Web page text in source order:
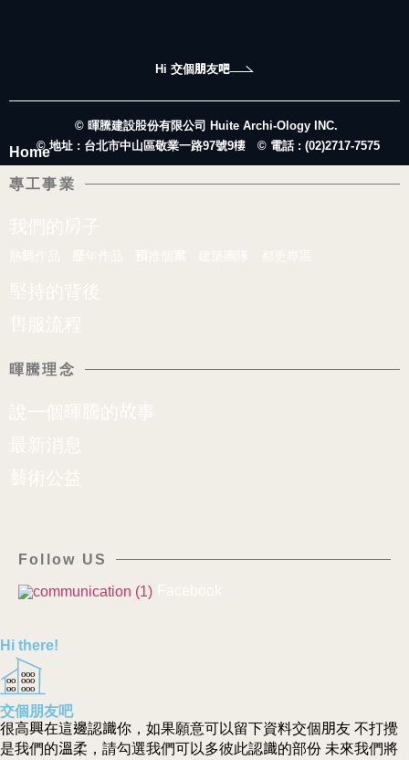
Hi 交個朋友吧
© 暉騰建設股份有限公司 Huite Archi-Ology INC.
© 地址 : 台北市中山區敬業一路97號9樓
© 電話 : (02)2717-7575
Home
專工事業
我們的房子
熱銷作品 歷年作品 預推個案 建築團隊
堅持的背後
售服流程
暉騰理念
說一個暉騰的故事
最新消息
藝術公益
Follow US
Facebook
Hi there!
OOO
OOO
OOO
OO
OO
交個朋友吧
很高興在這邊認識你，如果願意可以留下資料交個朋友 不打攪
是我們的溫柔，請勾選我們可以多彼此認識的部份 未來我們將